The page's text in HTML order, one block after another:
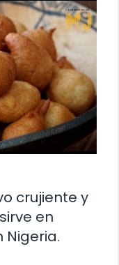
crujiente y
en
Nigeria.